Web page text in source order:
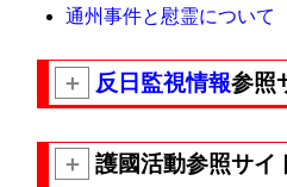
通州事件と慰霊について
＋ 反日監視情報参照
＋ 護國活動参照サイ